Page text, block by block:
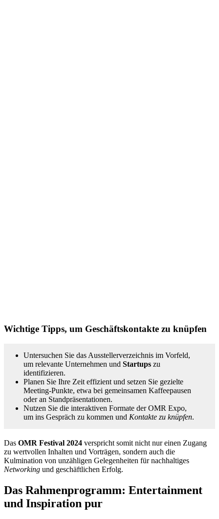
Wichtige Tipps, um Geschäftskontakte zu knüpfen
Untersuchen Sie das Ausstellerverzeichnis im Vorfeld,
um relevante Unternehmen und Startups zu
identifizieren.
Planen Sie Ihre Zeit effizient und setzen Sie gezielte
Meeting-Punkte, etwa bei gemeinsamen Kaffeepausen
oder an Standpräsentationen.
Nutzen Sie die interaktiven Formate der OMR Expo,
um ins Gespräch zu kommen und Kontakte zu knüpfen.
Das OMR Festival 2024 verspricht somit nicht nur einen Zugang
zu wertvollen Inhalten und Vorträgen, sondern auch die
Kulmination von unzähligen Gelegenheiten für nachhaltiges
Networking und geschäftlichen Erfolg.
Das Rahmenprogramm: Entertainment
und Inspiration pur